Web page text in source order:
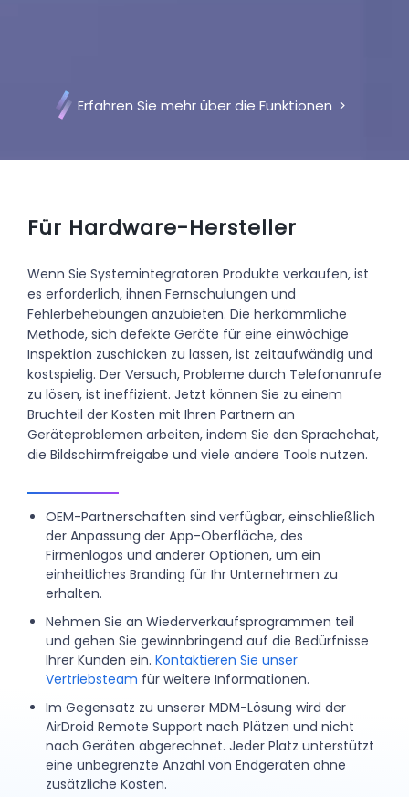
Erfahren Sie mehr über die Funktionen >
Für Hardware-Hersteller
Wenn Sie Systemintegratoren Produkte verkaufen, ist
es erforderlich, ihnen Fernschulungen und
Fehlerbehebungen anzubieten. Die herkömmliche
Methode, sich defekte Geräte für eine einwöchige
Inspektion zuschicken zu lassen, ist zeitaufwändig und
kostspielig. Der Versuch, Probleme durch Telefonanrufe
zu lösen, ist ineffizient. Jetzt können Sie zu einem
Bruchteil der Kosten mit Ihren Partnern an
Geräteproblemen arbeiten, indem Sie den Sprachchat,
die Bildschirmfreigabe und viele andere Tools nutzen.
OEM-Partnerschaften sind verfügbar, einschließlich
der Anpassung der App-Oberfläche, des
Firmenlogos und anderer Optionen, um ein
einheitliches Branding für Ihr Unternehmen zu
erhalten.
Nehmen Sie an Wiederverkaufsprogrammen teil
und gehen Sie gewinnbringend auf die Bedürfnisse
Ihrer Kunden ein. Kontaktieren Sie unser
Vertriebsteam für weitere Informationen.
Im Gegensatz zu unserer MDM-Lösung wird der
AirDroid Remote Support nach Plätzen und nicht
nach Geräten abgerechnet. Jeder Platz unterstützt
eine unbegrenzte Anzahl von Endgeräten ohne
zusätzliche Kosten.